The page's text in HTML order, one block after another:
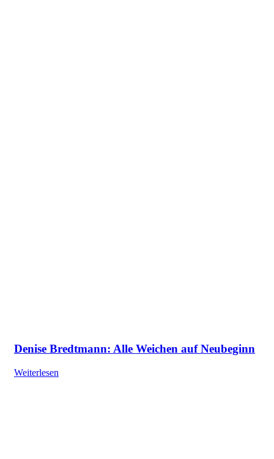
Denise Bredtmann: Alle Weichen auf Neubeginn
Weiterlesen